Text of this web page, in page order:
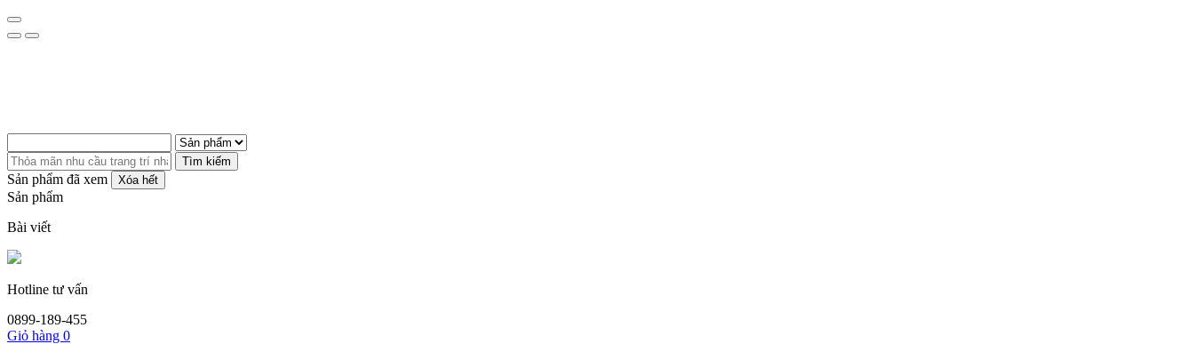
Tìm kiếm
Sản phẩm đã xem Xóa hết
Sản phẩm
Bài viết
Hotline tư vấn
0899-189-455
Giỏ hàng 0